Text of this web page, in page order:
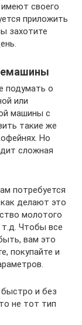
своего
приложить
захотите
подумать о
или
машины с
такие же
Но
сложная
потребуется
делают это
молотого
т.д. Чтобы все
вам это
покупайте и
и без
не тот тип